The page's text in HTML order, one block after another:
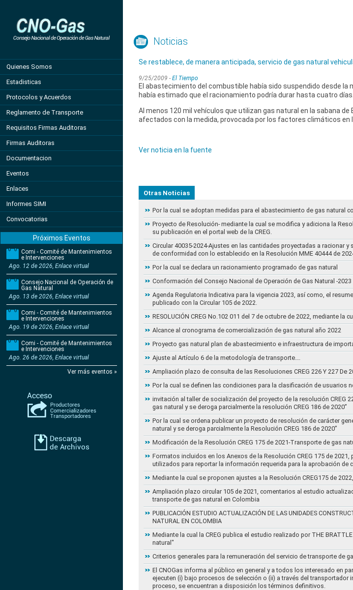
Quienes Somos
Estadisticas
Protocolos y Acuerdos
Reglamento de Transporte
Requisitos Firmas Auditoras
Firmas Auditoras
Documentacion
Eventos
Enlaces
Informes SIMI
Convocatorias
Próximos Eventos
Comi - Comité de Mantenimientos
e Intervenciones
Ago. 12 de 2026, Enlace virtual
Consejo Nacional de Operación de
Gas Natural
Ago. 13 de 2026, Enlace virtual
Comi - Comité de Mantenimientos
e Intervenciones
Ago. 19 de 2026, Enlace virtual
Comi - Comité de Mantenimientos
e Intervenciones
Ago. 26 de 2026, Enlace virtual
Ver más eventos »
Noticias
Se restablece, de manera anticipada, servicio de gas natural
9/25/2009 - El Tiempo
El abastecimiento del combustible había sido suspendido desde la
había estimado que el racionamiento podría durar hasta cuatro días.
Al menos 120 mil vehículos que utilizan gas natural en la sabana
afectados con la medida, provocada por los factores climáticos en
Ver noticia en la fuente
Otras Noticias
Por la cual se adoptan medidas para el abastecimiento de gas natural
Proyecto de Resolución- mediante la cual se modifica y adiciona la
su publicación en el portal web de la CREG.
Circular 40035-2024-Ajustes en las cantidades proyectadas a racionar
de conformidad con lo establecido en la Resolución MME 40444 de
Por la cual se declara un racionamiento programado de gas natural
Conformación del Consejo Nacional de Operación de Gas Natural -2023
Agenda Regulatoria Indicativa para la vigencia 2023, así como, el
publicado con la Circular 105 de 2022.
RESOLUCIÓN CREG No.102 011 del 7 de octubre de 2022, mediante
Alcance al cronograma de comercialización de gas natural año 2022
Proyecto gas natural plan de abastecimiento e infraestructura de
Ajuste al Artículo 6 de la metodología de transporte….
Ampliación plazo de consulta de las Resoluciones CREG 226 Y 227 De
Por la cual se definen las condiciones para la clasificación de usuarios
invitación al taller de socialización del proyecto de la resolución CREG
gas natural y se deroga parcialmente la resolución CREG 186 de 2020”
Por la cual se ordena publicar un proyecto de resolución de carácter
natural y se deroga parcialmente la Resolución CREG 186 de 2020”
Modificación de la Resolución CREG 175 de 2021-Transporte de gas
Formatos incluidos en los Anexos de la Resolución CREG 175 de
utilizados para reportar la información requerida para la aprobación de
Mediante la cual se proponen ajustes a la Resolución CREG175 de
Ampliación plazo circular 105 de 2021, comentarios al estudio
transporte de gas natural en Colombia
PUBLICACIÓN ESTUDIO ACTUALIZACIÓN DE LAS UNIDADES
NATURAL EN COLOMBIA
Mediante la cual la CREG publica el estudio realizado por THE
natural"
Criterios generales para la remuneración del servicio de transporte de
El CNOGas informa al público en general y a todos los interesado en
ejecuten (i) bajo procesos de selección o (ii) a través del transportador
proceso, se encuentran a disposición los términos definitivos.